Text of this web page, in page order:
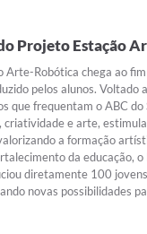
Projeto Estação
Arte-Robótica chega ao
pelos alunos. Voltado
que frequentam o ABC do
criatividade e arte,
a formação
da educação,
diretamente 100
novas possibilidades